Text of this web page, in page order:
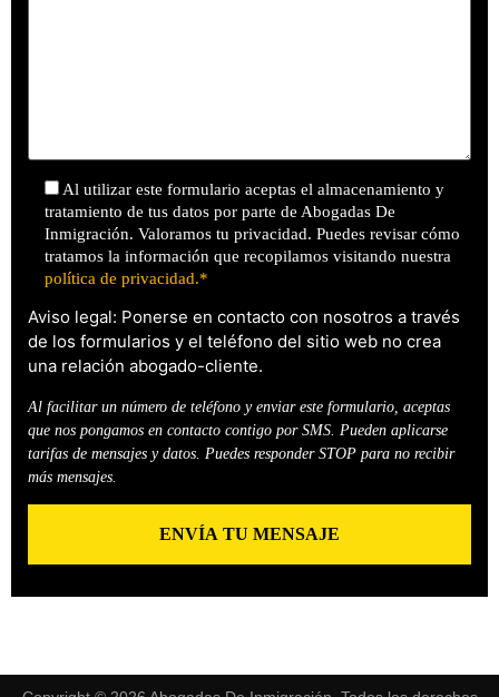
Al utilizar este formulario aceptas el almacenamiento y
tratamiento de tus datos por parte de Abogadas De
Inmigración. Valoramos tu privacidad. Puedes revisar cómo
tratamos la información que recopilamos visitando nuestra
política de privacidad.*
Aviso legal: Ponerse en contacto con nosotros a través
de los formularios y el teléfono del sitio web no crea
una relación abogado-cliente.
Al facilitar un número de teléfono y enviar este formulario, aceptas
que nos pongamos en contacto contigo por SMS. Pueden aplicarse
tarifas de mensajes y datos. Puedes responder STOP para no recibir
más mensajes.